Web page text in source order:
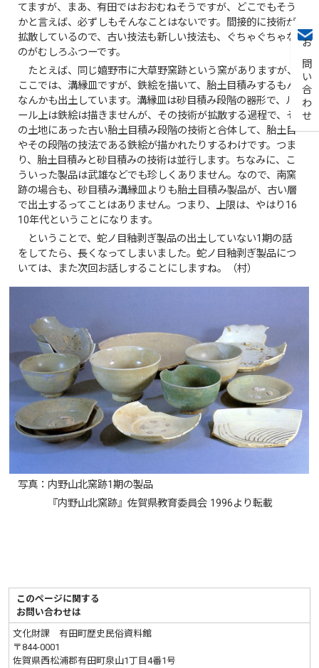
お問い合わせ
てますが、まあ、有田ではおおむねそうですが、どこでもそう
かと言えば、必ずしもそんなことはないです。間接的に技術が
拡散しているので、古い技法も新しい技法も、ぐちゃぐちゃな
のがむしろふつーです。
たとえば、同じ嬉野市に大草野窯跡という窯がありますが、
ここでは、溝縁皿ですが、鉄絵を描いて、胎土目積みするもん
なんかも出土しています。溝縁皿は砂目積み段階の器形で、ル
ール上は鉄絵は描きませんが、その技術が拡散する過程で、そ
の土地にあった古い胎土目積み段階の技術と合体して、胎土目
やその段階の技法である鉄絵が描かれたりするわけです。つま
り、胎土目積みと砂目積みの技術は並行します。ちなみに、こ
ういった製品は武雄などでも珍しくありません。なので、南窯
跡の場合も、砂目積み溝縁皿よりも胎土目積み製品が、古い層
で出土するってことはありません。つまり、上限は、やはり16
10年代ということになります。
ということで、蛇ノ目釉剥ぎ製品の出土していない1期の話
をしてたら、長くなってしまいました。蛇ノ目釉剥ぎ製品につ
いては、また次回お話しすることにしますね。（村）
写真：内野山北窯跡1期の製品
『内野山北窯跡』佐賀県教育委員会 1996より転載
このページに関する
お問い合わせは
文化財課 有田町歴史民俗資料館
〒844-0001
佐賀県西松浦郡有田町泉山1丁目4番1号